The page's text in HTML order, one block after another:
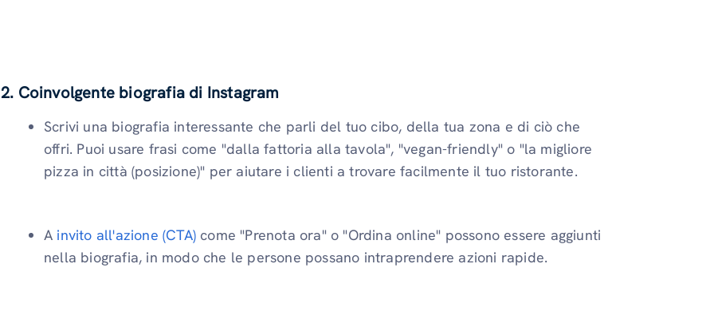
2. Coinvolgente biografia di Instagram
Scrivi una biografia interessante che parli del tuo cibo, della tua zona e di ciò che
offri. Puoi usare frasi come "dalla fattoria alla tavola", "vegan-friendly" o "la migliore
pizza in città (posizione)" per aiutare i clienti a trovare facilmente il tuo ristorante.
A invito all'azione (CTA) come "Prenota ora" o "Ordina online" possono essere aggiunti
nella biografia, in modo che le persone possano intraprendere azioni rapide.